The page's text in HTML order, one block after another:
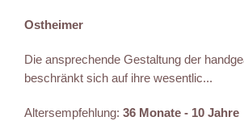
Ostheimer
Die ansprechende Gestaltung der
beschränkt sich auf ihre wesentlic...
Altersempfehlung: 36 Monate - 10 Jahre